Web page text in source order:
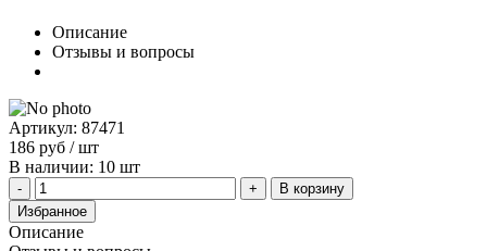
Описание
Отзывы и вопросы
Артикул: 87471
186 руб / шт
В наличии: 10 шт
В корзину
Избранное
Описание